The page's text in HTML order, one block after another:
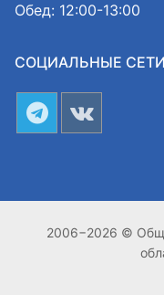
Обед: 12:00-13:00
СОЦИАЛЬНЫЕ СЕТИ
2006−2026 ©